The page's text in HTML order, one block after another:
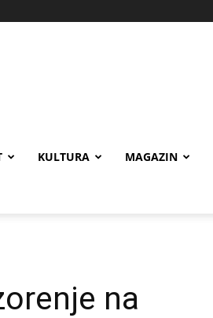
KULTURA MAGAZIN
na